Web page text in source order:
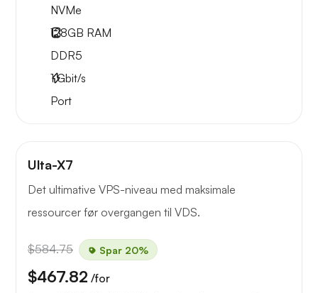
NVMe
128GB RAM
DDR5
1Gbit/s
Port
Ulta-X7
Det ultimative VPS-niveau med maksimale
ressourcer før overgangen til VDS.
$584.75 Spar 20%
$467.82 /for